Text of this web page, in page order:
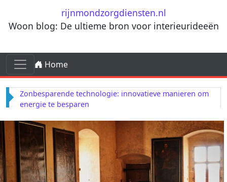
Ga naar de inhoudrijnmondzorgdiensten.nl
Woon blog: De ultieme bron voor interieurideeën
Ga naar de inhoud
Hoofdnavigatie
Home
Zonbesparende technologie: innovatieve manieren om
energie te besparen